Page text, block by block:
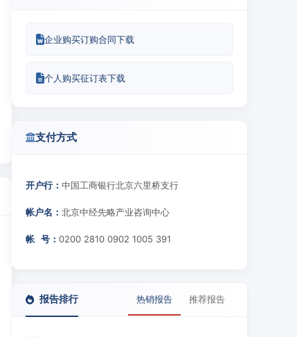
企业购买订购合同下载
个人购买征订表下载
支付方式
开户行： 中国工商银行北京六里桥支行
帐户名： 北京中经先略产业咨询中心
帐 号： 0200 2810 0902 1005 391
报告排行 热销报告 推荐报告